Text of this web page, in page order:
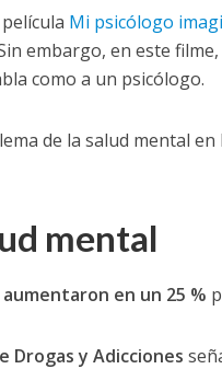
Mi psicólogo
embargo, en este
como a un psicólogo.
de la salud mental
mental
en un 25 %
Drogas y Adicciones